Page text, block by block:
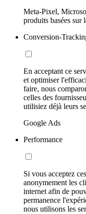
Meta-Pixel,
produits basées sur
Conversion-
En acceptant ce
et optimiser
faire, nous
celles des
utilisiez déjà leurs
Google Ads
Performance
Si vous acceptez
anonymement les
internet afin de
permanence
nous utilisons les